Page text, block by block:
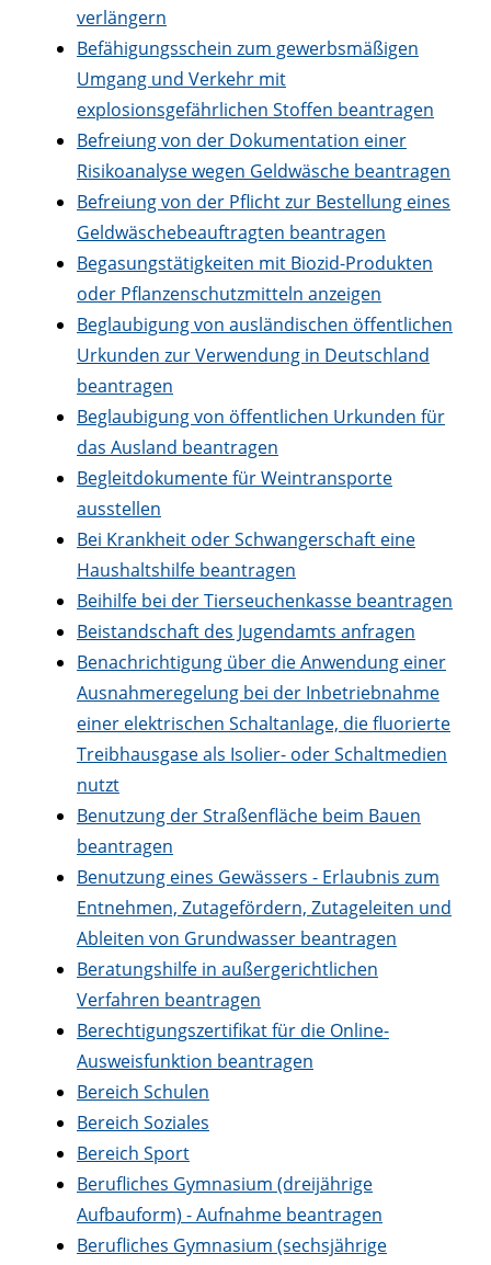
verlängern
Befähigungsschein zum gewerbsmäßigen
Umgang und Verkehr mit
explosionsgefährlichen Stoffen beantragen
Befreiung von der Dokumentation einer
Risikoanalyse wegen Geldwäsche beantragen
Befreiung von der Pflicht zur Bestellung eines
Geldwäschebeauftragten beantragen
Begasungstätigkeiten mit Biozid-Produkten
oder Pflanzenschutzmitteln anzeigen
Beglaubigung von ausländischen öffentlichen
Urkunden zur Verwendung in Deutschland
beantragen
Beglaubigung von öffentlichen Urkunden für
das Ausland beantragen
Begleitdokumente für Weintransporte
ausstellen
Bei Krankheit oder Schwangerschaft eine
Haushaltshilfe beantragen
Beihilfe bei der Tierseuchenkasse beantragen
Beistandschaft des Jugendamts anfragen
Benachrichtigung über die Anwendung einer
Ausnahmeregelung bei der Inbetriebnahme
einer elektrischen Schaltanlage, die fluorierte
Treibhausgase als Isolier- oder Schaltmedien
nutzt
Benutzung der Straßenfläche beim Bauen
beantragen
Benutzung eines Gewässers - Erlaubnis zum
Entnehmen, Zutagefördern, Zutageleiten und
Ableiten von Grundwasser beantragen
Beratungshilfe in außergerichtlichen
Verfahren beantragen
Berechtigungszertifikat für die Online-
Ausweisfunktion beantragen
Bereich Schulen
Bereich Soziales
Bereich Sport
Berufliches Gymnasium (dreijährige
Aufbauform) - Aufnahme beantragen
Berufliches Gymnasium (sechsjährige